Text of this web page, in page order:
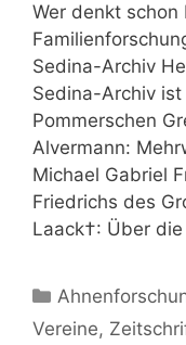
Wer denkt schon
Sedina-Archiv
Sedina-Archiv
Pommerschen
Alvermann:
Michael Gabriel
Friedrichs des
Laack†: Über
Kategorien
Vereine,